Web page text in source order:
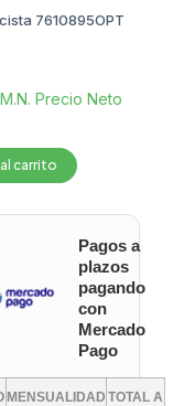
7610895OPT
M.N. Precio Neto
carrito
Pagos a
plazos
pagando
con
Mercado
Pago
MENSUALIDAD TOTAL A